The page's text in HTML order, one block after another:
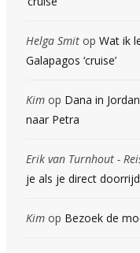
Helga Smit op Wat ik
Galapagos ‘cruise’
Kim op Dana in
naar Petra
Erik van Turnhout -
je als je direct
Kim op Bezoek de